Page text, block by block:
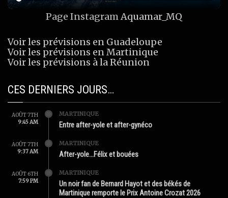
Page Instagram Aquamar_MQ
Voir les prévisions en Guadeloupe
Voir les prévisions en Martinique
Voir les prévisions à la Réunion
CES DERNIERS JOURS…
AOÛT 7TH
9:45 AM
MARTINIQUE
Entre after-yole et after-gynéco
AOÛT 7TH
9:37 AM
MARTINIQUE
After-yole…Félix et bouées
AOÛT 6TH
7:59 PM
MARTINIQUE
Un noir fan de Bernard Hayot et des békés de
Martinique remporte le Prix Antoine Crozat 2026